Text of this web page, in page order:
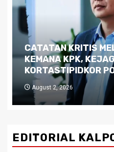
Dilema Kaltim di
Kutukan Sumber
Pemimpin yang Tak
July 29, 2026
EDITORIAL